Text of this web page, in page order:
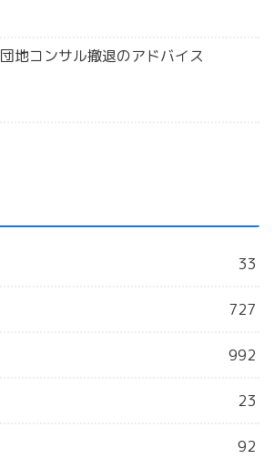
団地コンサル撤退のアドバイス
33
727
992
23
92